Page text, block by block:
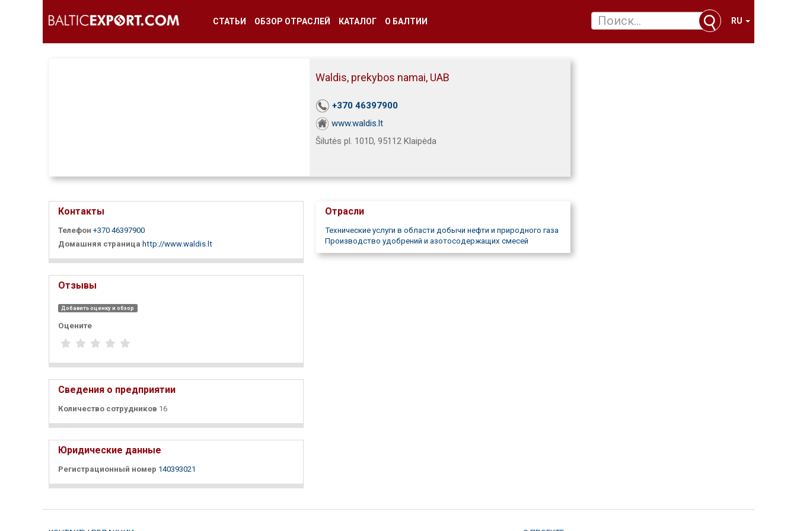
СТАТЬИ ОБЗОР ОТРАСЛЕЙ КАТАЛОГ О БАЛТИИ RU
Waldis, prekybos namai, UAB
+370 46397900
www.waldis.lt
Šilutės pl. 101D, 95112 Klaipėda
Контакты
Телефон +370 46397900
Домашняя страница http://www.waldis.lt
Отзывы
Добавить оценку и обзор
Оцените
Сведения о предприятии
Количество сотрудников 16
Юридические данные
Регистрационный номер 140393021
Отрасли
Технические услуги в области добычи нефти и природного газа
Производство удобрений и азотосодержащих смесей